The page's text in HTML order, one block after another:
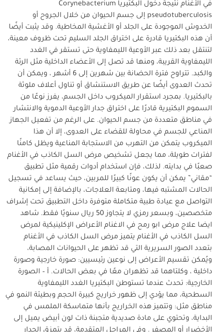
في الأغنام نتيجة دخول البكتيريا Corynebacterium
pseudotuberculosis إلى جسم الحيوان من خلال الجروح أو
الخدوش الموجودة على الجلد أو الأغشية المخاطية. وقد يثبت أيضًا
أن هذه البكتيريا قادرة على اختراق الجلد السليم تحت ظروف معينة،
لتنتقل بعد ذلك عبر الأوعية الليمفاوية حتى تستقر في الغدد
الليمفاوية القريبة، ومنها قد تصل إلى الأعضاء الداخلية مثل الرئة
والكبد. تتراوح فترة الحضانة بين شهرين إلى 6 أشهر ، ويمكن أن
تحدث العدوى أيضًا عن طريق الاستنشاق أو تناول أعلاف ملوثة
بالبكتيريا. بمجرد استقرار الميكروب داخل الجسم، يفرز نوعًا من
السموم البكتيرية قادرًا على اختراق جدار الأوعية الدموية والانتشار
في مناطق متعددة من جسم الحيوان. على الرغم من تفعيل الجهاز
المناعي للجسم في محاولة للقضاء على العدوى، إلا أن هذا
الميكروب يتمكن من التهرب من الاستجابة المناعية ويظل كامنًا
لفترات طويلة، مما يجعل تشخيص مرض السل الكاذب في الأغنام
صعبًا في بدايته. لذلك، فإن استخدام أدوات رقمية مثل تطبيق
“مقاني” يمكن أن يكون عونًا كبيرًا للمربين، حيث يساعد في تسجيل
الحالات المشتبه فيها، ومتابعة العلاجات، بالإضافة إلى إمكانية
التواصل مع عيادة طبية متكاملة متوفرة داخل التطبيق تحت إشراف
متخصصين، وبسعر رمزي لا يتجاوز 50 ريال سنويًا فقط. شاهد
ايضا علاج مرض ابو رمح في الاغنام الأعراض الإكلينيكية لمرض
السل الكاذب في الأغنام يتميز مرض السل الكاذب في الأغنام
بتعدد الصور السريرية التي قد تظهر على الحيوانات المصابة،
ويُمكن تقسيم الأعراض إلى نوعين رئيسيين: صورة خارجية وصورة
داخلية ، وكلتاهما قد تظهران معًا في بعض الحالات. أ – الصورة
الخارجية: تحدث عندما تستوطن البكتيريا الغدد الليمفاوية
السطحية، مما يؤدي إلى ظهور خراريج كبيرة الحجم وبطيئة النمو في
مناطق مثل: وتتميز هذه الخراريج بأنها متماسكة الملمس في
البداية، وتحتوي على مادة صديدية متجبنة ذات لون أبيض يميل إلى